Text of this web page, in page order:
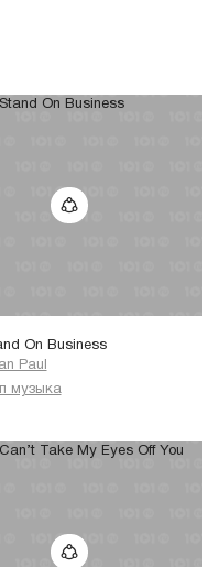
On Business
Paul
музыка